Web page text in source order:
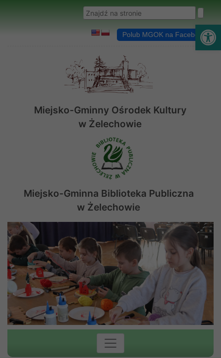
Wyszukaj w serwisie
Polub MGOK na Facebooku
Miejsko-Gminny Ośrodek Kultury
w Żelechowie
Miejsko-Gminna Biblioteka Publiczna
w Żelechowie